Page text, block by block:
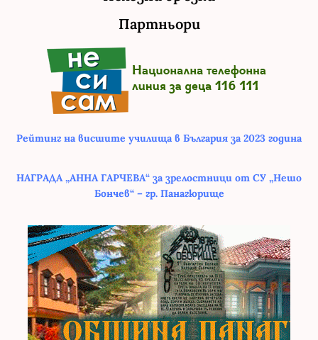
Партньори
Рейтинг на висшите училища в България за 2023 година
НАГРАДА „АННА ГАРЧЕВА“ за зрелостници от СУ „Нешо
Бончев“ – гр. Панагюрище